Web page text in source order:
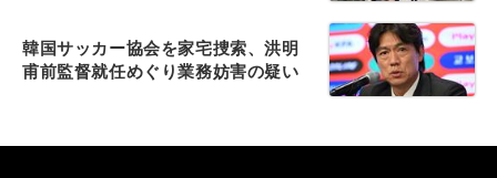
韓国サッカー協会を家宅捜索、洪明
甫前監督就任めぐり業務妨害の疑い